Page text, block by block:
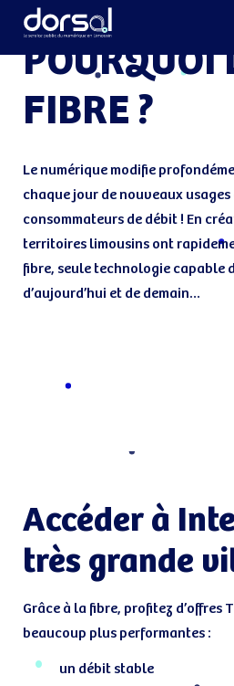
links
primaryPOURQUOI
FIBRE ?
Le numérique modifie
chaque jour de nouveaux
consommateurs de débit ! En
territoires limousins ont
fibre, seule technologie capable
d’aujourd’hui et de demain…
Accéder à
très grande
Grâce à la fibre, profitez d’offres
beaucoup plus performantes :
un débit stable